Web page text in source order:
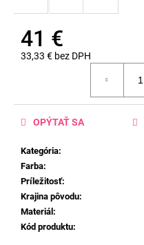
41 €
33,33 € bez DPH
Kategória:
Farba:
Príležitosť:
Krajina pôvodu:
Materiál :
Kód produktu:
OPÝTAŤ SA